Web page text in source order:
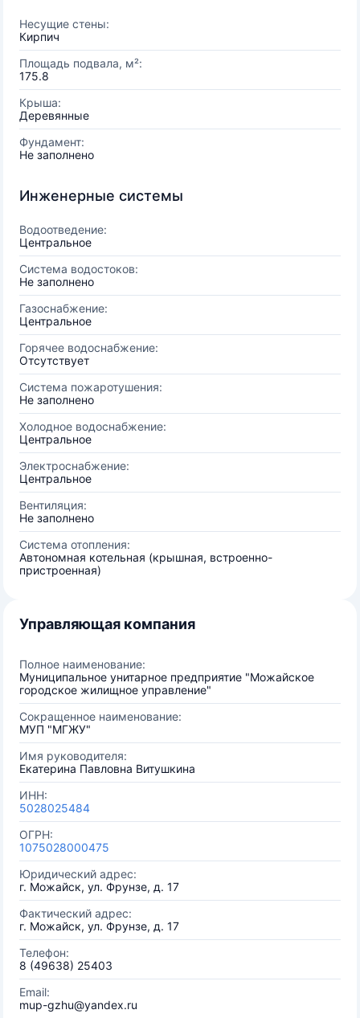
Несущие стены:
Кирпич
Площадь подвала, м²:
175.8
Крыша:
Деревянные
Фундамент:
Не заполнено
Инженерные системы
Водоотведение:
Центральное
Система водостоков:
Не заполнено
Газоснабжение:
Центральное
Горячее водоснабжение:
Отсутствует
Система пожаротушения:
Не заполнено
Холодное водоснабжение:
Центральное
Электроснабжение:
Центральное
Вентиляция:
Не заполнено
Система отопления:
Автономная котельная (крышная, встроенно-
пристроенная)
Управляющая компания
Полное наименование:
Муниципальное унитарное предприятие "Можайское
городское жилищное управление"
Сокращенное наименование:
МУП "МГЖУ"
Имя руководителя:
Екатерина Павловна Витушкина
ИНН:
5028025484
ОГРН:
1075028000475
Юридический адрес:
г. Можайск, ул. Фрунзе, д. 17
Фактический адрес:
г. Можайск, ул. Фрунзе, д. 17
Телефон:
8 (49638) 25403
Email:
mup-gzhu@yandex.ru